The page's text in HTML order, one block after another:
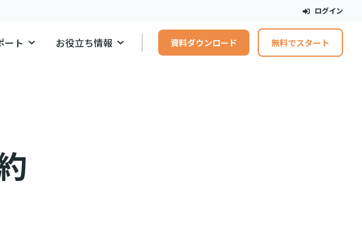
ログイン
ート お役立ち情報 資料ダウンロード 無料でスタート